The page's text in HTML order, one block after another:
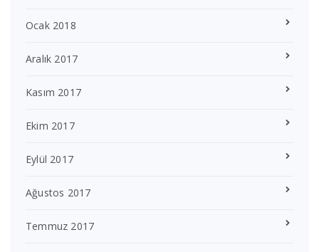
Ocak 2018
Aralık 2017
Kasım 2017
Ekim 2017
Eylül 2017
Ağustos 2017
Temmuz 2017